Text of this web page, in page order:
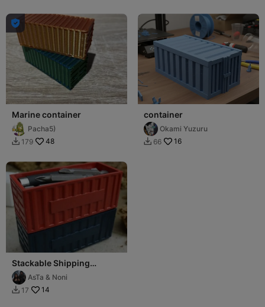

Marine container
Pacha5)
 179 48
container
Okami Yuzuru
 66 16
Stackable Shipping
Containers 🚢 Organizador
Modular Indust.
AsTa & Noni
 17 14